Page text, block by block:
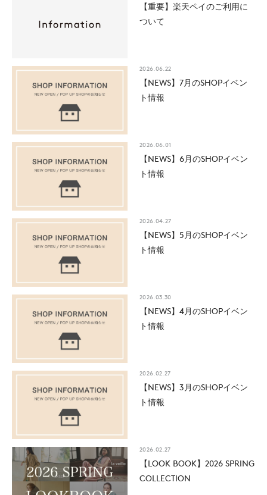
【重要】楽天ペイのご利用に
ついて
2026.06.22
【NEWS】7月のSHOPイベン
ト情報
2026.06.01
【NEWS】6月のSHOPイベン
ト情報
2026.04.27
【NEWS】5月のSHOPイベン
ト情報
2026.03.30
【NEWS】4月のSHOPイベン
ト情報
2026.02.27
【NEWS】3月のSHOPイベン
ト情報
2026.02.27
【LOOK BOOK】2026 SPRING
COLLECTION